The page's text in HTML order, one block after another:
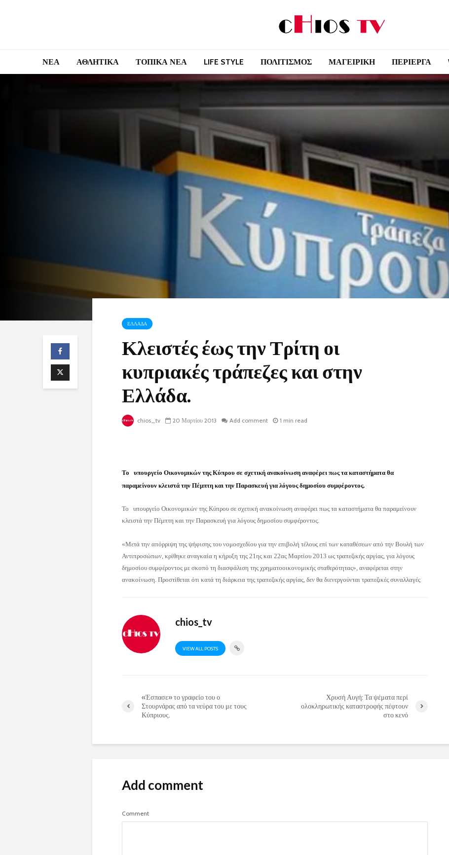
ΝΕΑ ΑΘΛΗΤΙΚΑ ΤΟΠΙΚΑ ΝΕΑ LIFE STYLE ΠΟΛΙΤΙΣΜΟΣ ΜΑΓΕΙΡΙΚΗ ΠΕΡΙΕΡΓΑ
ΕΛΛΑΔΑ
Κλειστές έως την Τρίτη οι
κυπριακές τράπεζες και στην
Ελλάδα.
chios_tv 20 Μαρτίου 2013 Add comment 1 min read
To υπουργείο Οικονομικών της Κύπρου σε σχετική ανακοίνωση αναφέρει πως τα καταστήματα θα
παραμείνουν κλειστά την Πέμπτη και την Παρασκευή για λόγους δημοσίου συμφέροντος.
To υπουργείο Οικονομικών της Κύπρου σε σχετική ανακοίνωση αναφέρει πως τα καταστήματα θα παραμείνουν
κλειστά την Πέμπτη και την Παρασκευή για λόγους δημοσίου συμφέροντος.
«Μετά την απόρριψη της ψήφισης του νομοσχεδίου για την επιβολή τέλους επί των καταθέσεων από την Βουλή των
Αντιπροσώπων, κρίθηκε αναγκαία η κήρυξη της 21ης και 22ας Μαρτίου 2013 ως τραπεζικής αργίας, για λόγους
δημοσίου συμφέροντος με σκοπό τη διασφάλιση της χρηματοοικονομικής σταθερότητας», αναφέρεται στην
ανακοίνωση. Προστίθεται ότι κατά τη διάρκεια της τραπεζικής αργίας, δεν θα διενεργούνται τραπεζικές συναλλαγές
chios_tv
VIEW ALL POSTS
«Έσπασε» το γραφείο του ο
Στουρνάρας από τα νεύρα του με τους
Κύπριους.
Χρυσή Αυγή: Τα ψέματα περί
ολοκληρωτικής καταστροφής πέφτουν
στο κενό
Add comment
Comment